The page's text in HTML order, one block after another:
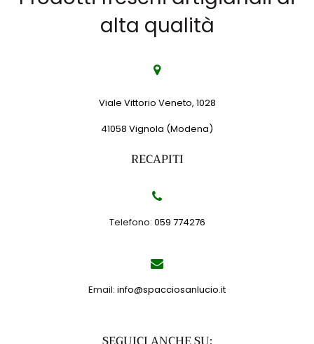
alta qualità
Viale Vittorio Veneto, 1028
41058 Vignola (Modena)
RECAPITI
Telefono: 059 774276
Email: info@spacciosanlucio.it